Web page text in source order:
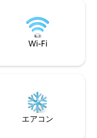
と自然の究極の融
Wi-Fi
エアコン